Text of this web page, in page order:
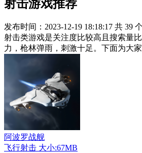
射击游戏推荐
发布时间：2023-12-19 18:18:17 共 39
射击类游戏是关注度比较高且搜索量
力，枪林弹雨，刺激十足。下面为大
阿波罗战舰
飞行射击 大小:67MB